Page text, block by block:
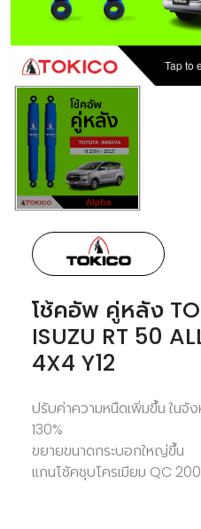
Tap to
โช้คอัพ คู่หลัง
ISUZU RT 50
4X4 Y12
ปรับค่าความหนืดเพิ่มขึ้น ในจัง
130%
ขยายขนาดกระบอกใหญ่ขึ้น
แกนโช้คชุบโครเมียม QC